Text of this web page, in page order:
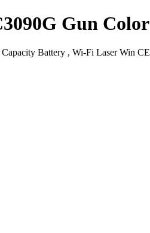
Gun
Battery , Wi-Fi Laser Win